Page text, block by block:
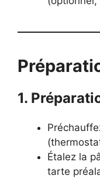
1.
Étalez la
tarte